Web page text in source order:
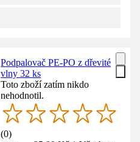
Podpalovač PE-PO z dřevité
vlny 32 ks
Toto zboží zatím nikdo
nehodnotil.
(0)